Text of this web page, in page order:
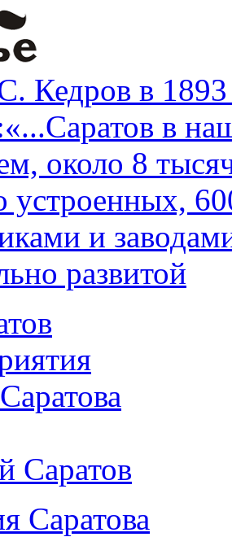
Кедров в 1893
в
около 8
устроенных,
и
развитой
Саратов
Саратова